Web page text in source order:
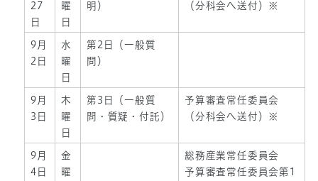
27
日
曜
日
明）
（分科会へ送付）※
9月
2日
水
曜
日
第2日（一般質
問）
9月
3日
木
曜
日
第3日（一般質
問・質疑・付託）
予算審査常任委員会
（分科会へ送付）※
9月
4日
金
曜
総務産業常任委員会
予算審査常任委員会第1